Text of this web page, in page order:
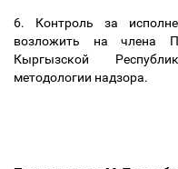
6. Контроль за
возложить на члена
Кыргызской
методологии надзора.